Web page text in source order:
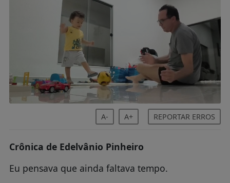
A- A+ REPORTAR ERROS
Crônica de Edelvânio Pinheiro
Eu pensava que ainda faltava tempo.